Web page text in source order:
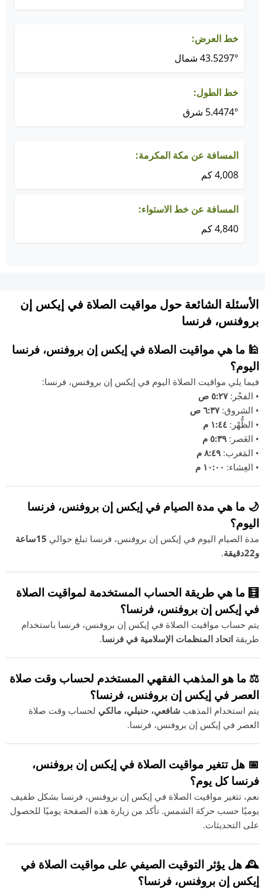
خط العرض:
43.5297° شمال
خط الطول:
5.4474° شرق
المسافة عن مكة المكرمة:
4,008 كم
المسافة عن خط الاستواء:
4,840 كم
الأسئلة الشائعة حول مواقيت الصلاة في إيكس إن
بروفنس، فرنسا
🕌 ما هي مواقيت الصلاة في إيكس إن بروفنس، فرنسا
اليوم؟
فيما يلي مواقيت الصلاة اليوم في إيكس إن بروفنس، فرنسا:
• الفجْر:٥:٢٧ ص
• الشروق:٦:٣٧ ص
• الظُّهْر: ١:٤٤ م
• العَصر: ٥:٣٩ م
• المَغرب: ٨:٤٩ م
• العِشاء: ١٠:٠٠ م
🌙 ما هي مدة الصيام في إيكس إن بروفنس، فرنسا
اليوم؟
مدة الصيام اليوم في إيكس إن بروفنس، فرنسا تبلغ حوالي
15ساعة
و22دقيقة
.
🧮 ما هي طريقة الحساب المستخدمة لمواقيت الصلاة
في إيكس إن بروفنس، فرنسا؟
يتم حساب مواقيت الصلاة في إيكس إن بروفنس، فرنسا باستخدام
طريقة اتحاد المنظمات الإسلامية في فرنسا.
⚖️ ما هو المذهب الفقهي المستخدم لحساب وقت صلاة
العصر في إيكس إن بروفنس، فرنسا؟
يتم استخدام المذهب شافعي، حنبلي، مالكي لحساب وقت صلاة
العصر في إيكس إن بروفنس، فرنسا.
📅 هل تتغير مواقيت الصلاة في إيكس إن بروفنس،
فرنسا كل يوم؟
نعم، تتغير مواقيت الصلاة في إيكس إن بروفنس، فرنسا بشكل طفيف
يوميًا حسب حركة الشمس. تأكد من زيارة هذه الصفحة يوميًا للحصول
على التحديثات.
🕰️ هل يؤثر التوقيت الصيفي على مواقيت الصلاة في
إيكس إن بروفنس، فرنسا؟